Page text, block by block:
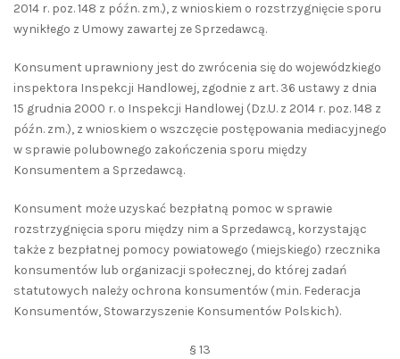
2014 r. poz. 148 z późn. zm.), z wnioskiem o rozstrzygnięcie sporu
wynikłego z Umowy zawartej ze Sprzedawcą.
Konsument uprawniony jest do zwrócenia się do wojewódzkiego
inspektora Inspekcji Handlowej, zgodnie z art. 36 ustawy z dnia
15 grudnia 2000 r. o Inspekcji Handlowej (Dz.U. z 2014 r. poz. 148 z
późn. zm.), z wnioskiem o wszczęcie postępowania mediacyjnego
w sprawie polubownego zakończenia sporu między
Konsumentem a Sprzedawcą.
Konsument może uzyskać bezpłatną pomoc w sprawie
rozstrzygnięcia sporu między nim a Sprzedawcą, korzystając
także z bezpłatnej pomocy powiatowego (miejskiego) rzecznika
konsumentów lub organizacji społecznej, do której zadań
statutowych należy ochrona konsumentów (m.in. Federacja
Konsumentów, Stowarzyszenie Konsumentów Polskich).
§ 13